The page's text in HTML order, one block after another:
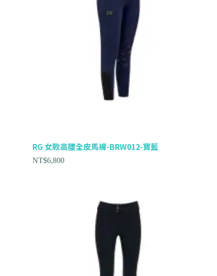
RG 女款高腰全皮馬褲-BRW012-寶藍
NT$6,800